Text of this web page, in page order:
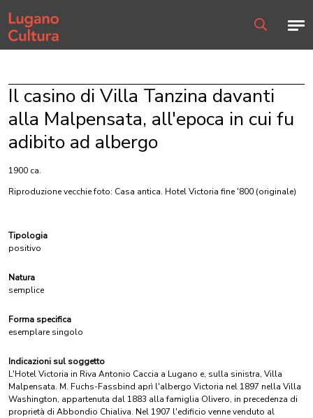
Home page
Il casino di Villa Tanzina davanti
alla Malpensata, all'epoca in cui fu
adibito ad albergo
1900 ca.
Riproduzione vecchie foto: Casa antica. Hotel Victoria fine '800 (originale)
Tipologia
positivo
Natura
semplice
Forma specifica
esemplare singolo
Indicazioni sul soggetto
L'Hotel Victoria in Riva Antonio Caccia a Lugano e, sulla sinistra, Villa
Malpensata. M. Fuchs-Fassbind aprì l'albergo Victoria nel 1897 nella Villa
Washington, appartenuta dal 1883 alla famiglia Olivero, in precedenza di
proprietà di Abbondio Chialiva. Nel 1907 l'edificio venne venduto al